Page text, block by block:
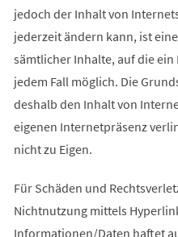
jedoch der Inhalt von
jederzeit ändern kann, ist
sämtlicher Inhalte, auf die
jedem Fall möglich. Die
deshalb den Inhalt von
eigenen Internetpräsenz
nicht zu Eigen.
Für Schäden und
Nichtnutzung mittels
Informationen/Daten haftet